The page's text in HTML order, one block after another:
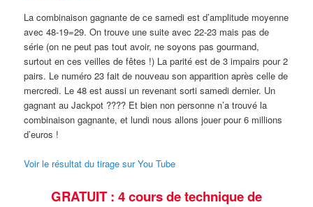
La combinaison gagnante de ce samedi est d’amplitude moyenne
avec 48-19=29. On trouve une suite avec 22-23 mais pas de
série (on ne peut pas tout avoir, ne soyons pas gourmand,
surtout en ces veilles de fêtes !) La parité est de 3 impairs pour 2
pairs. Le numéro 23 fait de nouveau son apparition après celle de
mercredi. Le 48 est aussi un revenant sorti samedi dernier. Un
gagnant au Jackpot ???? Et bien non personne n’a trouvé la
combinaison gagnante, et lundi nous allons jouer pour 6 millions
d’euros !
Voir le résultat du tirage sur You Tube
GRATUIT : 4 cours de technique de